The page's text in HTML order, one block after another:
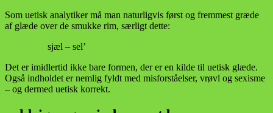
Som uetisk analytiker må man naturligvis først og fremmest græde
af glæde over de smukke rim, særligt dette:
sjæl – sel’
Det er imidlertid ikke bare formen, der er en kilde til uetisk glæde.
Også indholdet er nemlig fyldt med misforståelser, vrøvl og sexisme
– og dermed uetisk korrekt.